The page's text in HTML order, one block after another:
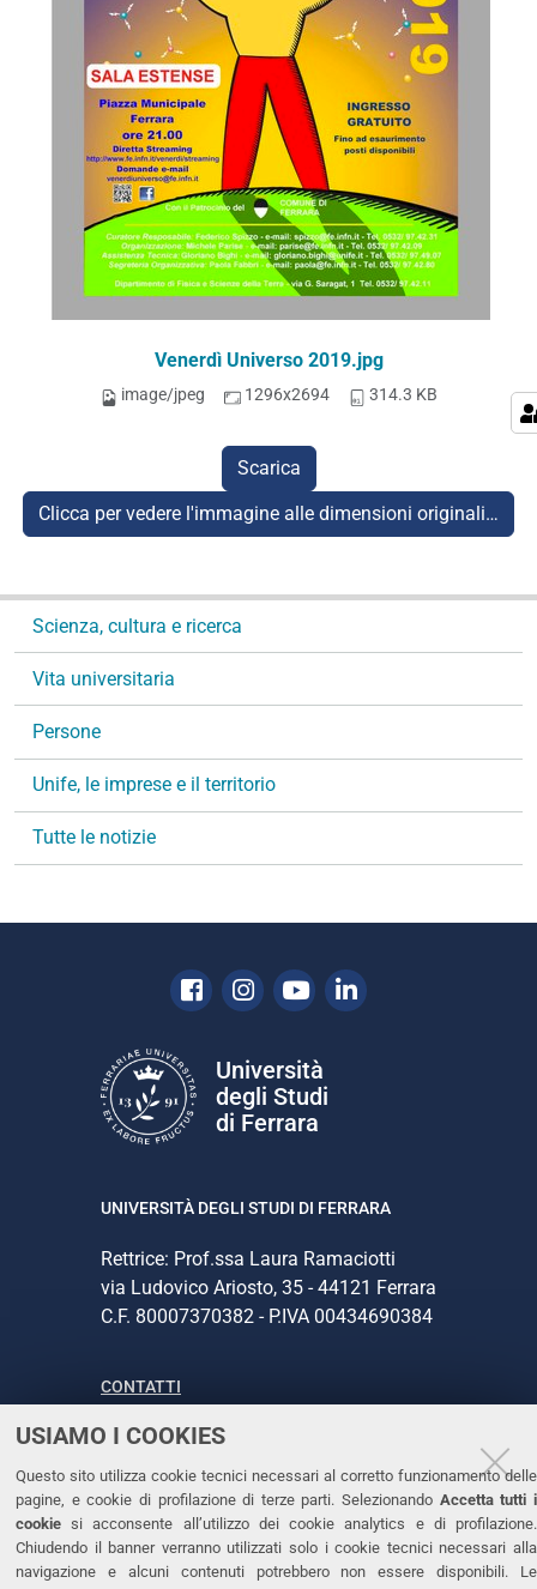
USIAMO I COOKIES
Questo sito utilizza cookie tecnici necessari al corretto funzionamento delle
pagine, e cookie di profilazione di terze parti. Selezionando Accetta tutti i
cookie si acconsente all’utilizzo dei cookie analytics e di profilazione.
Chiudendo il banner verranno utilizzati solo i cookie tecnici necessari alla
navigazione e alcuni contenuti potrebbero non essere disponibili. Le
Venerdì Universo 2019.jpg
image/jpeg 1296x2694 314.3 KB
Scarica
Clicca per vedere l'immagine alle dimensioni originali…
i
a
i
n
Scienza, cultura e ricerca
Vita universitaria
Persone
Unife, le imprese e il territorio
Tutte le notizie
Facebook
Instagram
YoutubeLinkedin
Università
degli Studi
di Ferrara
UNIVERSITÀ DEGLI STUDI DI FERRARA
Rettrice: Prof.ssa Laura Ramaciotti
via Ludovico Ariosto, 35 - 44121 Ferrara
C.F. 80007370382 - P.IVA 00434690384
CONTATTI
Tel. +39 0532 293111
Fax. +39 0532 293031
PEC
LINKS